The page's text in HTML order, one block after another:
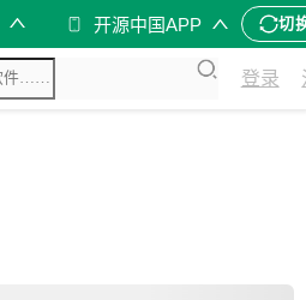
开源中国APP 切
登录